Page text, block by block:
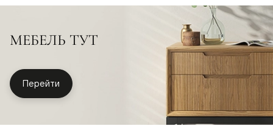
МЕБЕЛЬ ТУТ
Перейти